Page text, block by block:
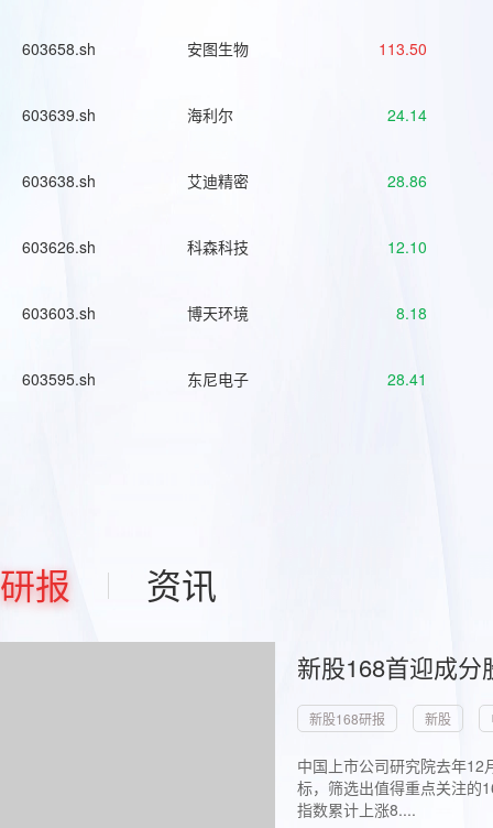
603658.sh 安图生物 113.50
603639.sh 海利尔 24.14
603638.sh 艾迪精密 28.86
603626.sh 科森科技 12.10
603603.sh 博天环境 8.18
603595.sh 东尼电子 28.41
研报 资讯
新股168首迎成
新股168研报 新股
中国上市公司研究院去年
标，筛选出值得重点关注的
指数累计上涨8....